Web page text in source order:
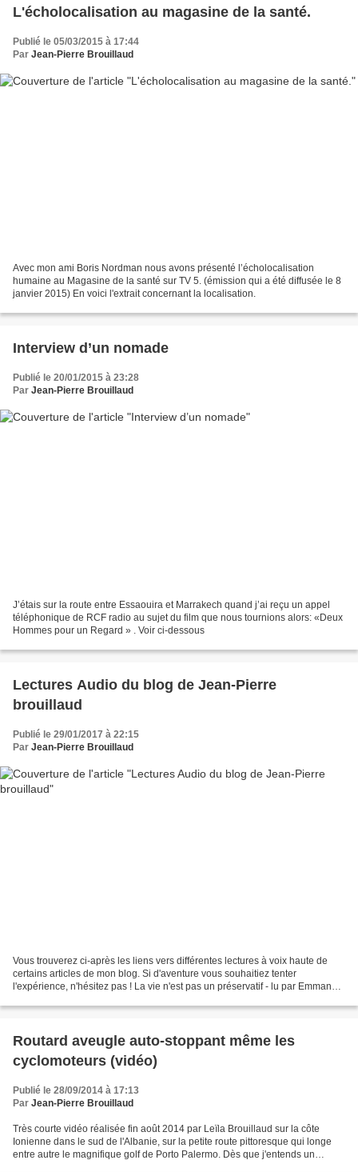
L'écholocalisation au magasine de la santé.
Publié le 05/03/2015 à 17:44
Par Jean-Pierre Brouillaud
Avec mon ami Boris Nordman nous avons présenté l’écholocalisation
humaine au Magasine de la santé sur TV 5. (émission qui a été diffusée le 8
janvier 2015) En voici l'extrait concernant la localisation.
Interview d’un nomade
Publié le 20/01/2015 à 23:28
Par Jean-Pierre Brouillaud
J’étais sur la route entre Essaouira et Marrakech quand j’ai reçu un appel
téléphonique de RCF radio au sujet du film que nous tournions alors: «Deux
Hommes pour un Regard » . Voir ci-dessous
Lectures Audio du blog de Jean-Pierre
brouillaud
Publié le 29/01/2017 à 22:15
Par Jean-Pierre Brouillaud
Vous trouverez ci-après les liens vers différentes lectures à voix haute de
certains articles de mon blog. Si d'aventure vous souhaitiez tenter
l'expérience, n'hésitez pas ! La vie n'est pas un préservatif - lu par Emmanuel
Routard aveugle auto-stoppant même les
cyclomoteurs (vidéo)
Publié le 28/09/2014 à 17:13
Par Jean-Pierre Brouillaud
Très courte vidéo réalisée fin août 2014 par Leïla Brouillaud sur la côte
Ionienne dans le sud de l'Albanie, sur la petite route pittoresque qui longe
entre autre le magnifique golf de Porto Palermo. Dès que j'entends un